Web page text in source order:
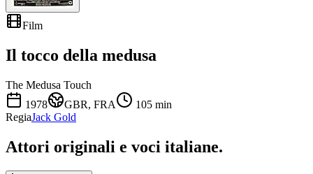
Film
Il tocco della medusa
The Medusa Touch
1978
GBR, FRA 105 min
RegiaJack Gold
Attori originali e voci italiane.